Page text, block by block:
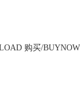
购买/BUYNOW